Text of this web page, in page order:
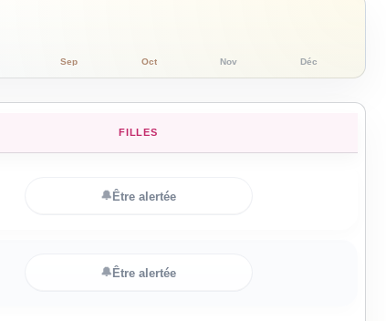
Sep Oct Nov Déc
FILLES
🔔Être alertée
🔔Être alertée